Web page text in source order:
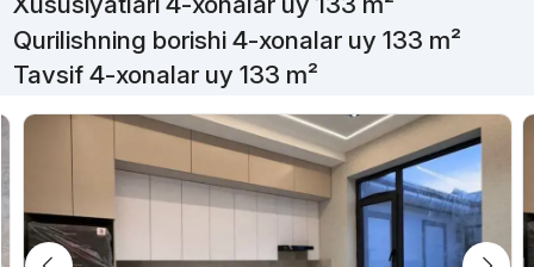
Qurilishning borishi 4-xonalar uy 133 m²
Tavsif 4-xonalar uy 133 m²